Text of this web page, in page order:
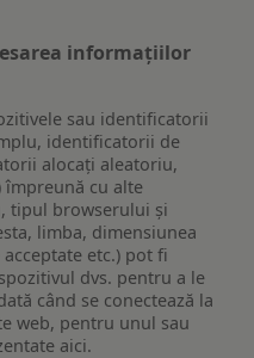
informațiilor
sau identificatorii
identificatorii de
alocați aleatoriu,
cu alte
tipul browserului și
limba, dimensiunea
etc.) pot fi
dvs. pentru a le
când se conectează la
web, pentru unul sau
aici.